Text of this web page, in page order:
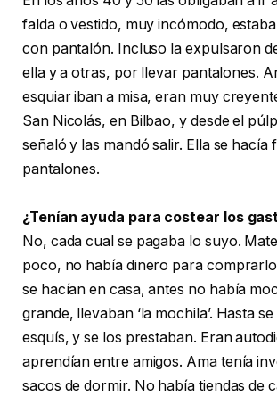
falda o vestido, muy incómodo,
con pantalón. Incluso la expulsaron
ella y a otras, por llevar pantalones.
esquiar iban a misa, eran muy
San Nicolás, en Bilbao, y desde el
señaló y las mandó salir. Ella se hacía
pantalones.
¿Tenían ayuda para costear los
No, cada cual se pagaba lo suyo.
poco, no había dinero para
se hacían en casa, antes no había
grande, llevaban ‘la mochila’. Hasta
esquís, y se los prestaban. Eran
aprendían entre amigos. Ama tenía
sacos de dormir. No había tiendas de